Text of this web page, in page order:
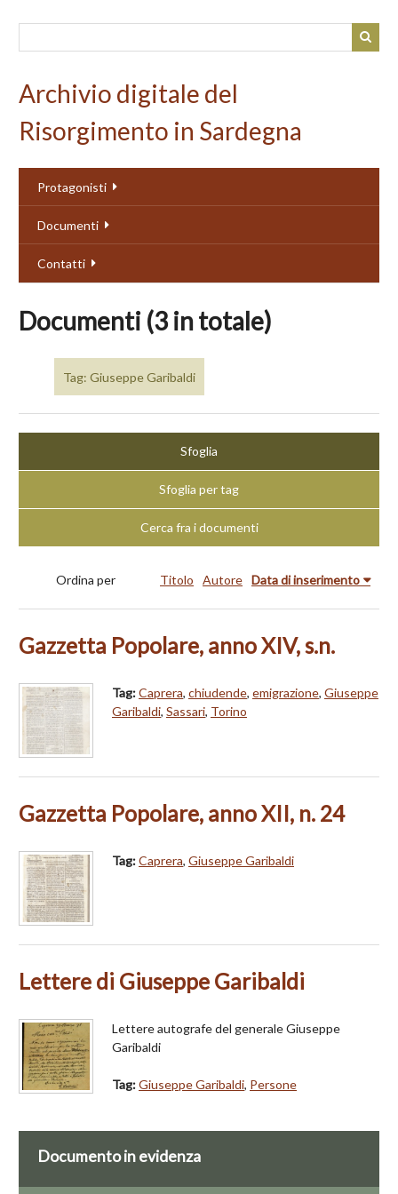
Archivio digitale del
Risorgimento in Sardegna
Protagonisti
Documenti
Contatti
Documenti (3 in totale)
Tag: Giuseppe Garibaldi
Sfoglia
Sfoglia per tag
Cerca fra i documenti
Ordina per Titolo Autore Data di inserimento
Gazzetta Popolare, anno XIV, s.n.
Tag:Caprera, chiudende, emigrazione, Giuseppe
Garibaldi, Sassari, Torino
Gazzetta Popolare, anno XII, n. 24
Tag:Caprera, Giuseppe Garibaldi
Lettere di Giuseppe Garibaldi
Lettere autografe del generale Giuseppe
Garibaldi
Tag:Giuseppe Garibaldi, Persone
Documento in evidenza